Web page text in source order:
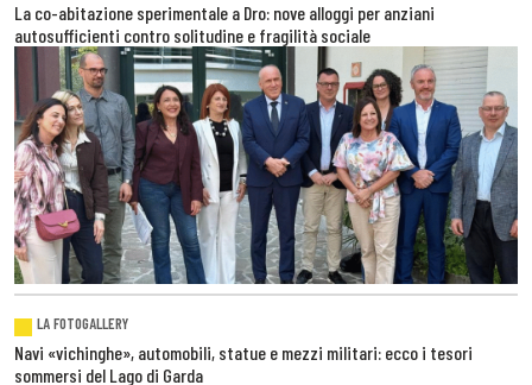
La co-abitazione sperimentale a Dro: nove alloggi per anziani
autosufficienti contro solitudine e fragilità sociale
LA FOTOGALLERY
Navi «vichinghe», automobili, statue e mezzi militari: ecco i tesori
sommersi del Lago di Garda